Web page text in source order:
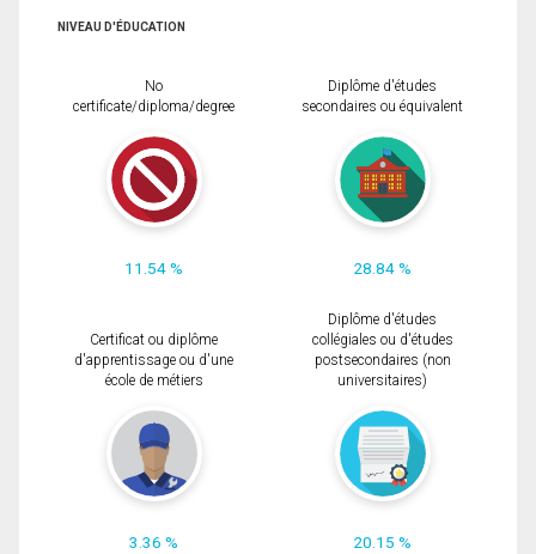
NIVEAU D'ÉDUCATION
No
certificate/diploma/degree
11.54 %
Diplôme d'études
secondaires ou équivalent
28.84 %
Certificat ou diplôme
d'apprentissage ou d'une
école de métiers
3.36 %
Diplôme d'études
collégiales ou d'études
postsecondaires (non
universitaires)
20.15 %